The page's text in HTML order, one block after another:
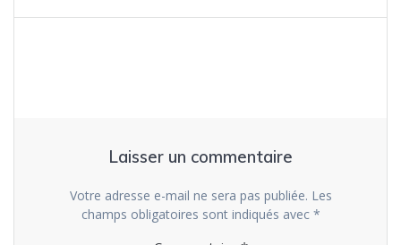
Laisser un commentaire
Votre adresse e-mail ne sera pas publiée. Les
champs obligatoires sont indiqués avec *